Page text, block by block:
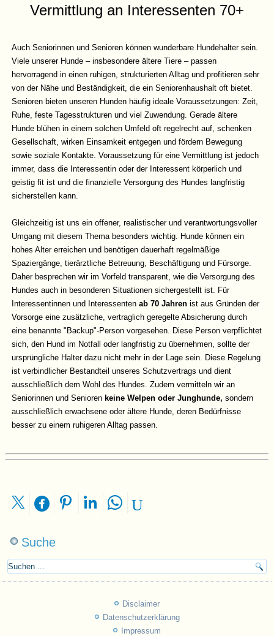
Vermittlung an Interessenten 70+
Auch Seniorinnen und Senioren können wunderbare Hundehalter sein.
Viele unserer Hunde – insbesondere ältere Tiere – passen
hervorragend in einen ruhigen, strukturierten Alltag und profitieren sehr
von der Nähe und Beständigkeit, die ein Seniorenhaushalt oft bietet.
Senioren bieten unseren Hunden häufig ideale Voraussetzungen: Zeit,
Ruhe, feste Tagesstrukturen und viel Zuwendung. Gerade ältere
Hunde blühen in einem solchen Umfeld oft regelrecht auf, schenken
Gesellschaft, wirken Einsamkeit entgegen und fördern Bewegung
sowie soziale Kontakte. Voraussetzung für eine Vermittlung ist jedoch
immer, dass die Interessentin oder der Interessent körperlich und
geistig fit ist und die finanzielle Versorgung des Hundes langfristig
sicherstellen kann.
Gleichzeitig ist uns ein offener, realistischer und verantwortungsvoller
Umgang mit diesem Thema besonders wichtig. Hunde können ein
hohes Alter erreichen und benötigen dauerhaft regelmäßige
Spaziergänge, tierärztliche Betreuung, Beschäftigung und Fürsorge.
Daher besprechen wir im Vorfeld transparent, wie die Versorgung des
Hundes auch in besonderen Situationen sichergestellt ist. Für
Interessentinnen und Interessentenab 70 Jahren ist aus Gründen der
Vorsorge eine zusätzliche, vertraglich geregelte Absicherung durch
eine benannte "Backup"-Person vorgesehen. Diese Person verpflichtet
sich, den Hund im Notfall oder langfristig zu übernehmen, sollte der
ursprüngliche Halter dazu nicht mehr in der Lage sein. Diese Regelung
ist verbindlicher Bestandteil unseres Schutzvertrags und dient
ausschließlich dem Wohl des Hundes. Zudem vermitteln wir an
Seniorinnen und Senioren keine Welpen oder Junghunde, sondern
ausschließlich erwachsene oder ältere Hunde, deren Bedürfnisse
besser zu einem ruhigeren Alltag passen.
Suche
Disclaimer
Datenschutzerklärung
Impressum